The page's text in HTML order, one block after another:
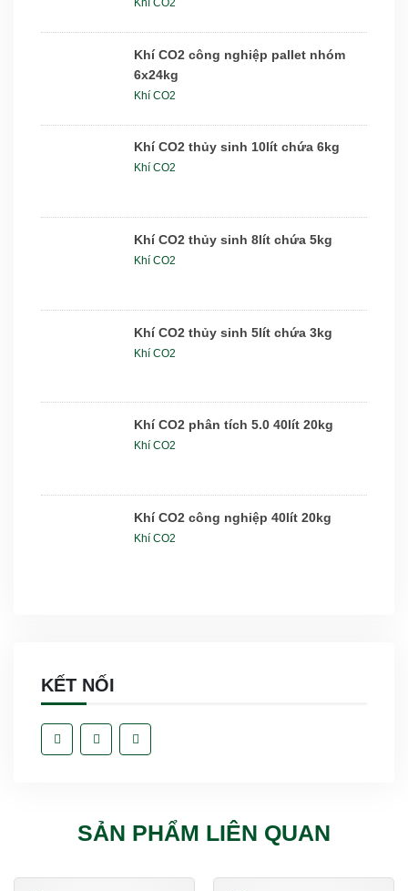
Khí CO2
Khí CO2 công nghiệp pallet nhóm
6x24kg
Khí CO2
Khí CO2 thủy sinh 10lít chứa 6kg
Khí CO2
Khí CO2 thủy sinh 8lít chứa 5kg
Khí CO2
Khí CO2 thủy sinh 5lít chứa 3kg
Khí CO2
Khí CO2 phân tích 5.0 40lít 20kg
Khí CO2
Khí CO2 công nghiệp 40lít 20kg
Khí CO2
KẾT NỐI
SẢN PHẨM LIÊN QUAN